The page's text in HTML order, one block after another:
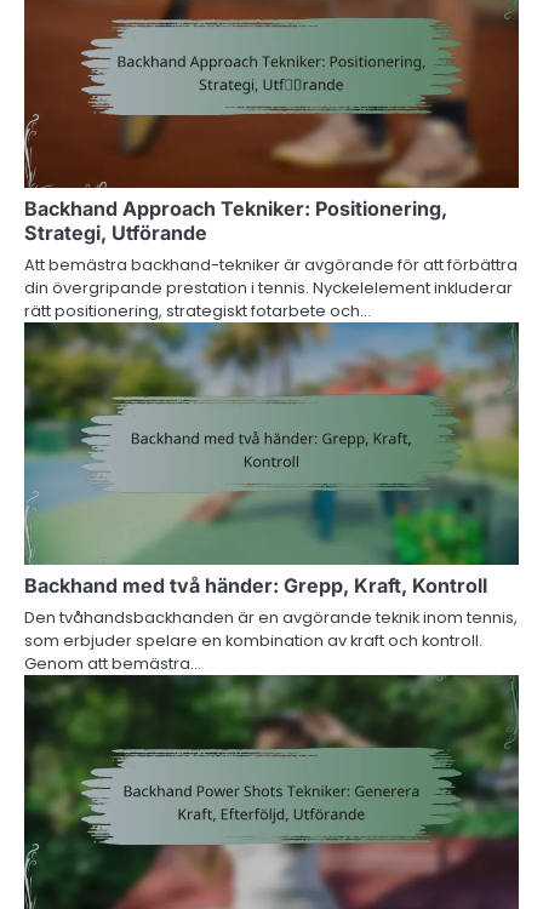
Backhand Approach Tekniker: Positionering,
Strategi, Utförande
Att bemästra backhand-tekniker är avgörande för att förbättra
din övergripande prestation i tennis. Nyckelelement inkluderar
rätt positionering, strategiskt fotarbete och…
Backhand med två händer: Grepp, Kraft, Kontroll
Den tvåhandsbackhanden är en avgörande teknik inom tennis,
som erbjuder spelare en kombination av kraft och kontroll.
Genom att bemästra…